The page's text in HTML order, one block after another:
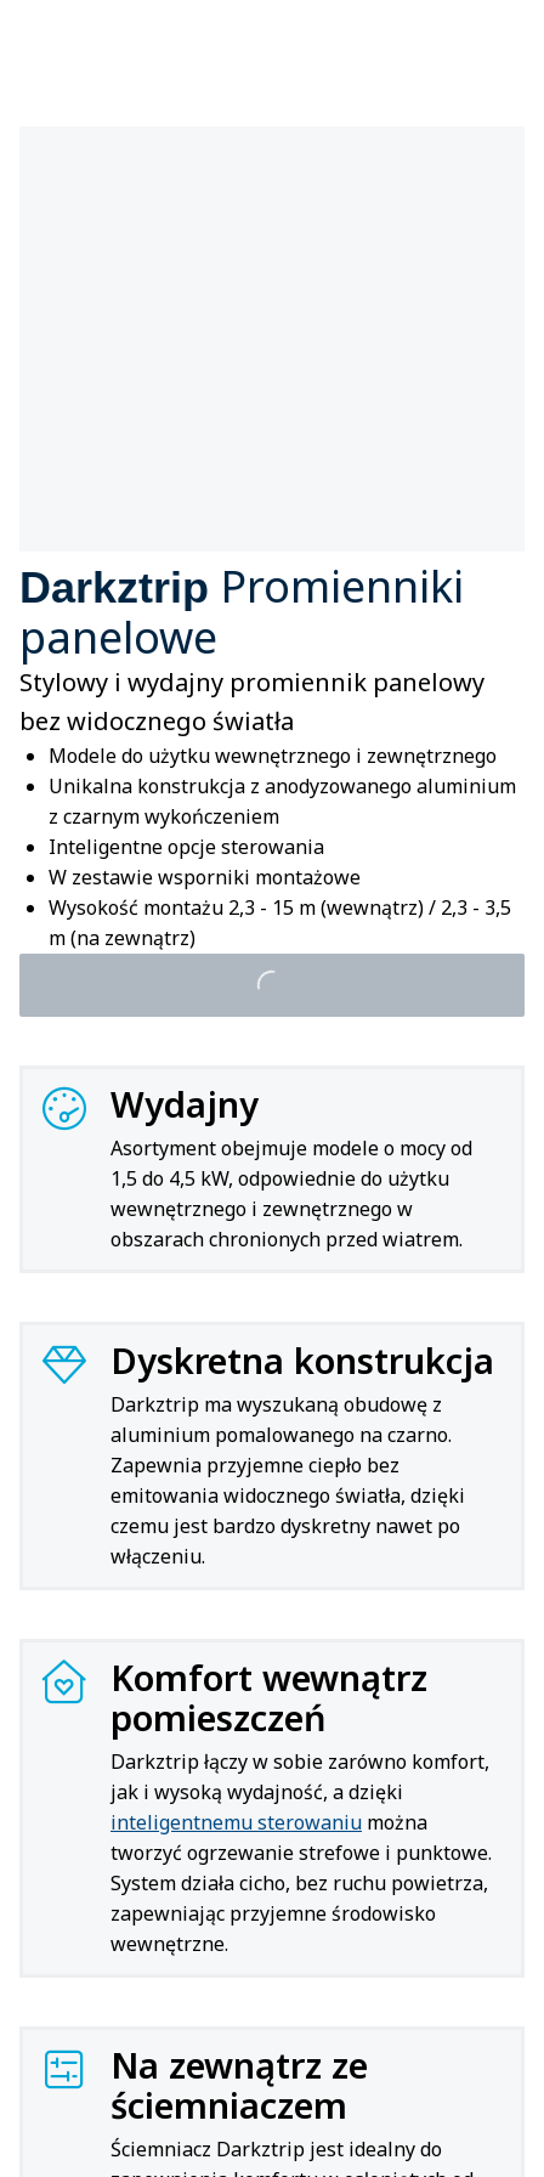
Darkztrip Promienniki
panelowe
Stylowy i wydajny promiennik panelowy
bez widocznego światła
Modele do użytku wewnętrznego i zewnętrznego
Unikalna konstrukcja z anodyzowanego aluminium
z czarnym wykończeniem
Inteligentne opcje sterowania
W zestawie wsporniki montażowe
Wysokość montażu 2,3 - 15 m (wewnątrz) / 2,3 - 3,5
m (na zewnątrz)
Wydajny
Asortyment obejmuje modele o mocy od
1,5 do 4,5 kW, odpowiednie do użytku
wewnętrznego i zewnętrznego w
obszarach chronionych przed wiatrem.
Dyskretna konstrukcja
Darkztrip ma wyszukaną obudowę z
aluminium pomalowanego na czarno.
Zapewnia przyjemne ciepło bez
emitowania widocznego światła, dzięki
czemu jest bardzo dyskretny nawet po
włączeniu.
Komfort wewnątrz
pomieszczeń
Darkztrip łączy w sobie zarówno komfort,
jak i wysoką wydajność, a dzięki
inteligentnemu sterowaniu można
tworzyć ogrzewanie strefowe i punktowe.
System działa cicho, bez ruchu powietrza,
zapewniając przyjemne środowisko
wewnętrzne.
Na zewnątrz ze
ściemniaczem
Ściemniacz Darkztrip jest idealny do